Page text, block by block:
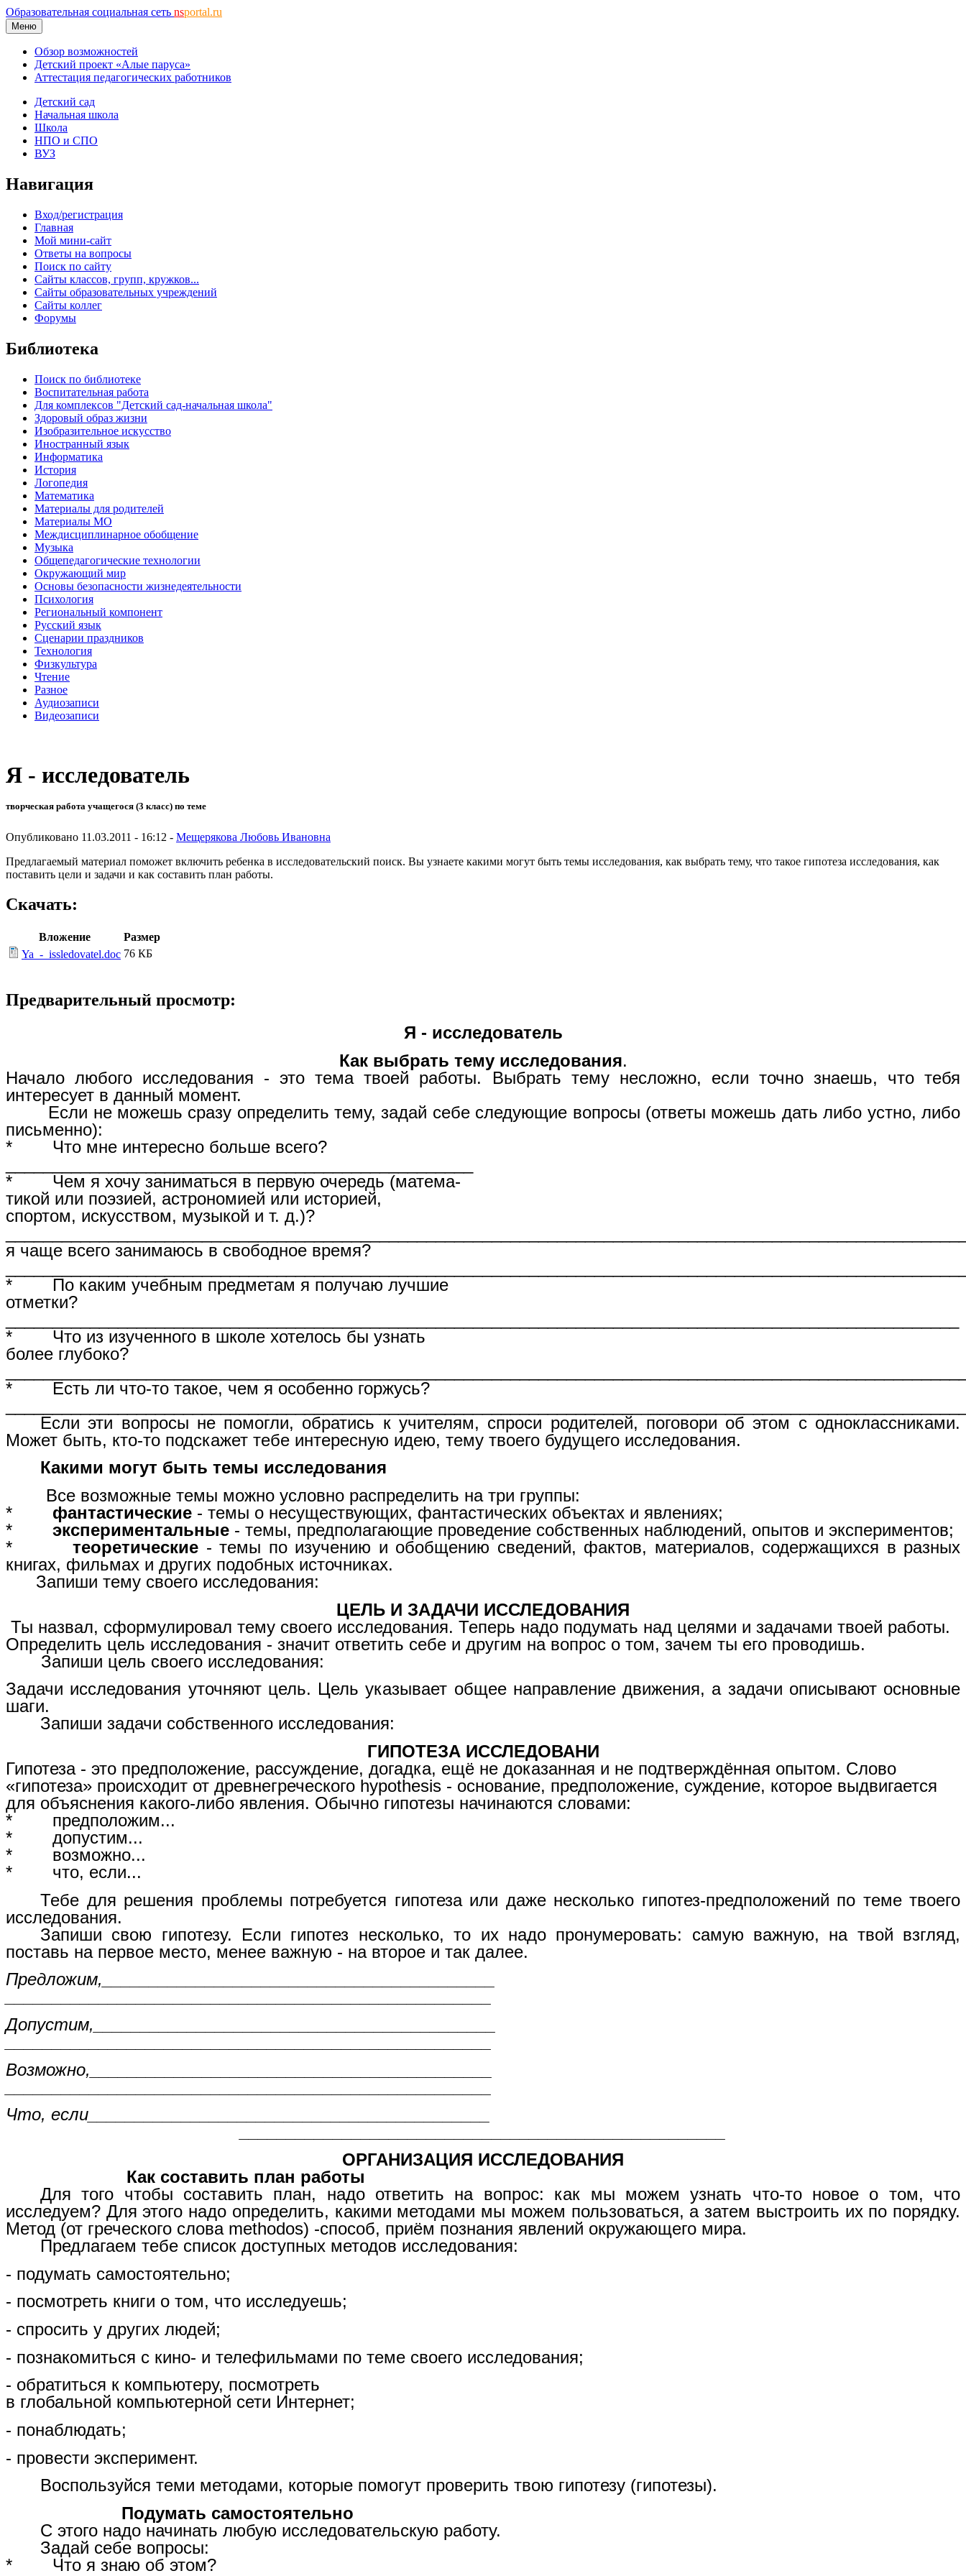
Образовательная социальная сеть nsportal.ru
Меню
Обзор возможностей
Детский проект «Алые паруса»
Аттестация педагогических работников
Детский сад
Начальная школа
Школа
НПО и СПО
ВУЗ
Навигация
Вход/регистрация
Главная
Мой мини-сайт
Ответы на вопросы
Поиск по сайту
Сайты классов, групп, кружков...
Сайты образовательных учреждений
Сайты коллег
Форумы
Библиотека
Поиск по библиотеке
Воспитательная работа
Для комплексов "Детский сад-начальная школа"
Здоровый образ жизни
Изобразительное искусство
Иностранный язык
Информатика
История
Логопедия
Математика
Материалы для родителей
Материалы МО
Междисциплинарное обобщение
Музыка
Общепедагогические технологии
Окружающий мир
Основы безопасности жизнедеятельности
Психология
Региональный компонент
Русский язык
Сценарии праздников
Технология
Физкультура
Чтение
Разное
Аудиозаписи
Видеозаписи
Я - исследователь
творческая работа учащегося (3 класс) по теме
Опубликовано 11.03.2011 - 16:12 - Мещерякова Любовь Ивановна
Предлагаемый материал поможет включить ребенка в исследовательский поиск. Вы узнаете какими могут быть темы исследования, как выбрать тему, что такое гипотеза исследования, как
поставить цели и задачи и как составить план работы.
Скачать:
Вложение
Размер
Ya_-_issledovatel.doc 76 КБ
Предварительный просмотр:
Я - исследователь
Как выбрать тему исследования.
Начало любого исследования - это тема твоей работы. Выбрать тему несложно, если точно знаешь, что тебя
интересует в данный момент.
Если не можешь сразу определить тему, задай себе следующие вопросы (ответы можешь дать либо устно, либо
письменно):
* Что мне интересно больше всего?
* Чем я хочу заниматься в первую очередь (матема-
тикой или поэзией, астрономией или историей,
спортом, искусством, музыкой и т. д.)?
я чаще всего занимаюсь в свободное время?
* По каким учебным предметам я получаю лучшие
отметки?
* Что из изученного в школе хотелось бы узнать
более глубоко?
* Есть ли что-то такое, чем я особенно горжусь?
Если эти вопросы не помогли, обратись к учителям, спроси родителей, поговори об этом с одноклассниками.
Может быть, кто-то подскажет тебе интересную идею, тему твоего будущего исследования.
Какими могут быть темы исследования
Все возможные темы можно условно распределить на три группы:
* фантастические - темы о несуществующих, фантастических объектах и явлениях;
* экспериментальные - темы, предполагающие проведение собственных наблюдений, опытов и экспериментов;
* теоретические - темы по изучению и обобщению сведений, фактов, материалов, содержащихся в разных
книгах, фильмах и других подобных источниках.
Запиши тему своего исследования:
ЦЕЛЬ И ЗАДАЧИ ИССЛЕДОВАНИЯ
Ты назвал, сформулировал тему своего исследования. Теперь надо подумать над целями и задачами твоей работы.
Определить цель исследования - значит ответить себе и другим на вопрос о том, зачем ты его проводишь.
Запиши цель своего исследования:
Задачи исследования уточняют цель. Цель указывает общее направление движения, а задачи описывают основные
шаги.
Запиши задачи собственного исследования:
ГИПОТЕЗА ИССЛЕДОВАНИ
Гипотеза - это предположение, рассуждение, догадка, ещё не доказанная и не подтверждённая опытом. Слово
«гипотеза» происходит от древнегреческого hypothesis - основание, предположение, суждение, которое выдвигается
для объяснения какого-либо явления. Обычно гипотезы начинаются словами:
* предположим...
* допустим...
* возможно...
* что, если...
Тебе для решения проблемы потребуется гипотеза или даже несколько гипотез-предположений по теме твоего
исследования.
Запиши свою гипотезу. Если гипотез несколько, то их надо пронумеровать: самую важную, на твой взгляд,
поставь на первое место, менее важную - на второе и так далее.
Предложим,__________________________________________
Допустим,___________________________________________
Возможно,___________________________________________
Что, если___________________________________________
ОРГАНИЗАЦИЯ ИССЛЕДОВАНИЯ
Как составить план работы
Для того чтобы составить план, надо ответить на вопрос: как мы можем узнать что-то новое о том, что
исследуем? Для этого надо определить, какими методами мы можем пользоваться, а затем выстроить их по порядку.
Метод (от греческого слова methodos) -способ, приём познания явлений окружающего мира.
Предлагаем тебе список доступных методов исследования:
- подумать самостоятельно;
- посмотреть книги о том, что исследуешь;
- спросить у других людей;
- познакомиться с кино- и телефильмами по теме своего исследования;
- обратиться к компьютеру, посмотреть
в глобальной компьютерной сети Интернет;
- понаблюдать;
- провести эксперимент.
Воспользуйся теми методами, которые помогут проверить твою гипотезу (гипотезы).
Подумать самостоятельно
С этого надо начинать любую исследовательскую работу.
Задай себе вопросы:
* Что я знаю об этом?